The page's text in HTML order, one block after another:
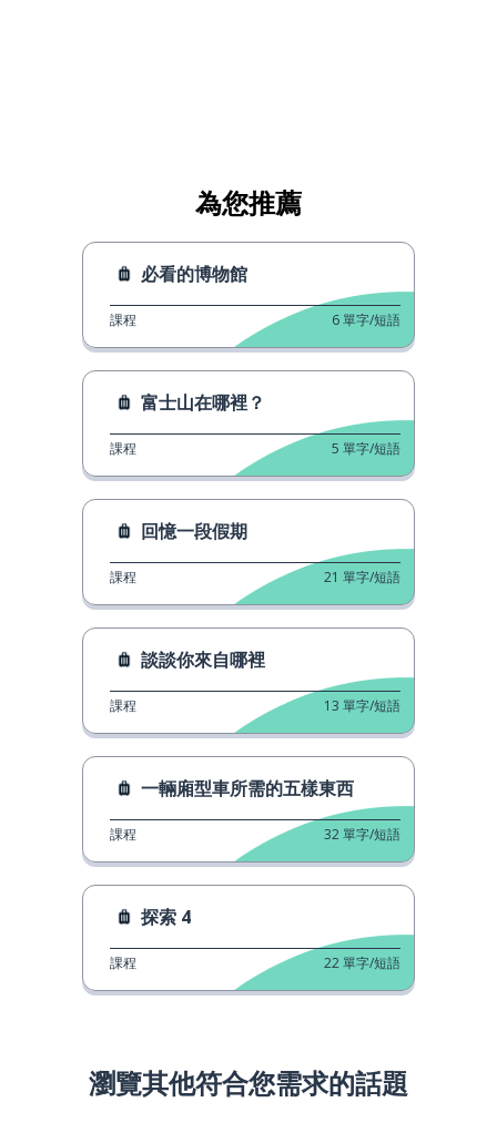
為您推薦
必看的博物館
課程 6單字/短語
富士山在哪裡？
課程 5 單字/短語
回憶一段假期
課程 21 單字/短語
談談你來自哪裡
課程 13 單字/短語
一輛廂型車所需的五樣東西
課程 32單字/短語
探索 4
課程 22單字/短語
瀏覽其他符合您需求的話題